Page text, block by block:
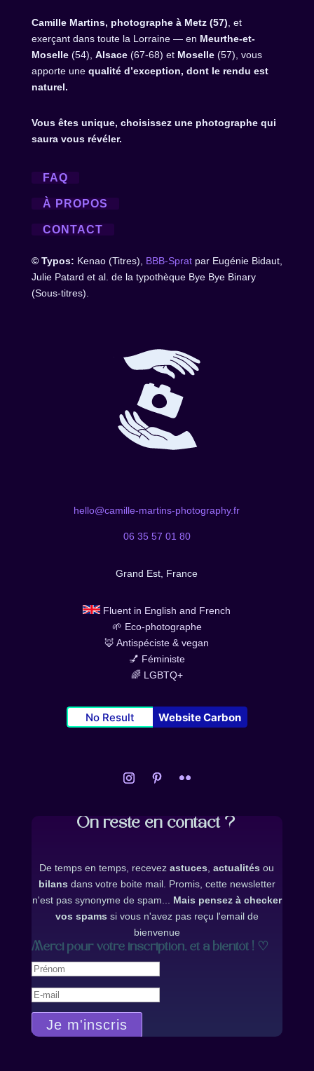
Camille Martins, photographe à Metz (57) , et
exerçant dans toute la Lorraine — en Meurthe-et-
Moselle(54), Alsace(67-68) et Moselle (57), vous
apporte une qualité d’exception, dont le rendu est
naturel.
Vous êtes unique, choisissez une photographe qui
saura vous révéler.
FAQ
À PROPOS
CONTACT
© Typos: Kenao (Titres), BBB-Spratpar Eugénie Bidaut,
Julie Patard et al. de la typothèque Bye Bye Binary
(Sous-titres).
hello@camille-martins-photography.fr
06 35 57 01 80
Grand Est, France
Fluent in English and French
🌱 Eco-photographe
🦊 Antispéciste & vegan
💅 Féministe
🌈 LGBTQ+
No Result Website Carbon
On reste en contact ?
De temps en temps, recevezastuces ,actualités ou
bilans dans votre boite mail. Promis, cette newsletter
n'est pas synonyme de spam... Mais pensez à checker
vos spams si vous n'avez pas reçu l'email de
bienvenue
Merci pour votre inscription, et à bientôt ! ♡
Je m'inscris